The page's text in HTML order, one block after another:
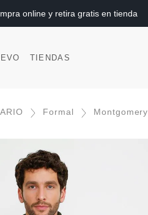
online y retira gratis en tienda
TIENDAS
Formal Montgomery